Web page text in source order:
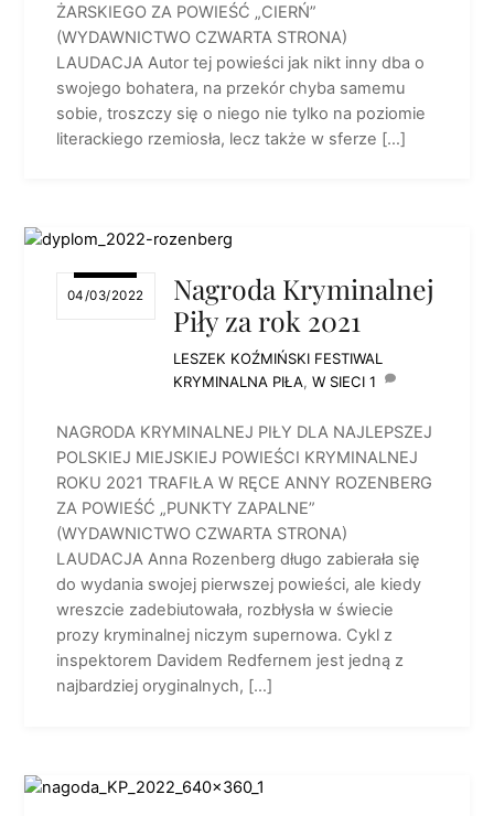
ŻARSKIEGO ZA POWIEŚĆ „CIERŃ”
(WYDAWNICTWO CZWARTA STRONA)
LAUDACJA Autor tej powieści jak nikt inny dba o
swojego bohatera, na przekór chyba samemu
sobie, troszczy się o niego nie tylko na poziomie
literackiego rzemiosła, lecz także w sferze […]
04/03/2022
Nagroda Kryminalnej
Piły za rok 2021
LESZEK KOŹMIŃSKI FESTIWAL
KRYMINALNA PIŁA, W SIECI 1
NAGRODA KRYMINALNEJ PIŁY DLA NAJLEPSZEJ
POLSKIEJ MIEJSKIEJ POWIEŚCI KRYMINALNEJ
ROKU 2021 TRAFIŁA W RĘCE ANNY ROZENBERG
ZA POWIEŚĆ „PUNKTY ZAPALNE”
(WYDAWNICTWO CZWARTA STRONA)
LAUDACJA Anna Rozenberg długo zabierała się
do wydania swojej pierwszej powieści, ale kiedy
wreszcie zadebiutowała, rozbłysła w świecie
prozy kryminalnej niczym supernowa. Cykl z
inspektorem Davidem Redfernem jest jedną z
najbardziej oryginalnych, […]